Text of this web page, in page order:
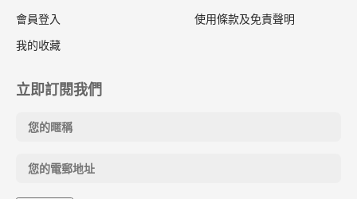
會員登入
我的收藏
使用條款及免責聲明
立即訂閱我們